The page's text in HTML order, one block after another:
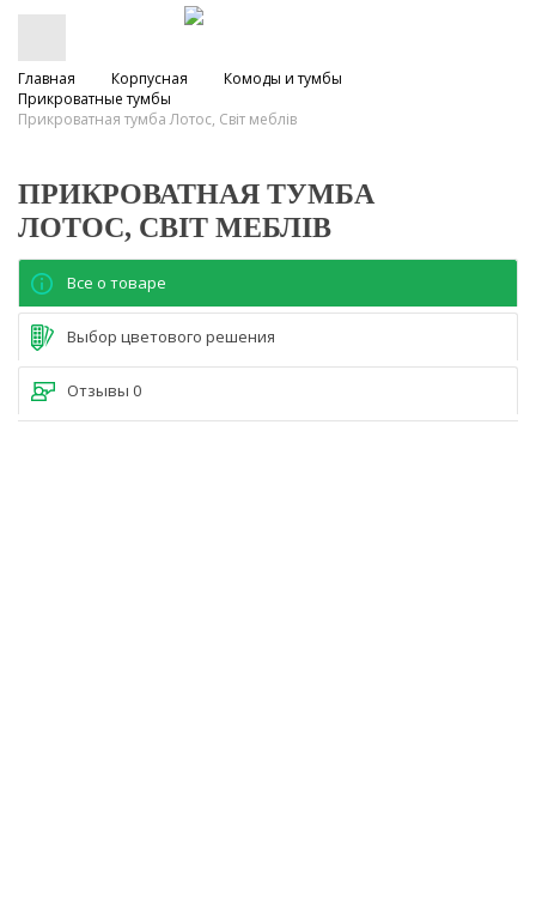
Главная Корпусная
Комоды и тумбы
Прикроватные тумбы
Прикроватная тумба Лотос, Світ меблів
ПРИКРОВАТНАЯ ТУМБА
ЛОТОС, СВІТ МЕБЛІВ
Все о товаре
Выбор цветового решения
Отзывы 0